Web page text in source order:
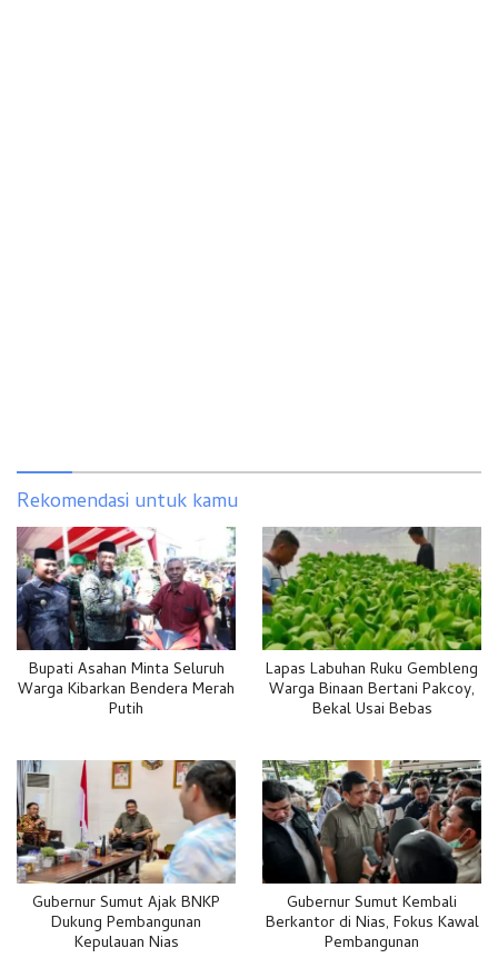
Rekomendasi untuk kamu
Bupati Asahan Minta Seluruh
Warga Kibarkan Bendera Merah
Putih
Lapas Labuhan Ruku Gembleng
Warga Binaan Bertani Pakcoy,
Bekal Usai Bebas
Gubernur Sumut Ajak BNKP
Dukung Pembangunan
Kepulauan Nias
Gubernur Sumut Kembali
Berkantor di Nias, Fokus Kawal
Pembangunan